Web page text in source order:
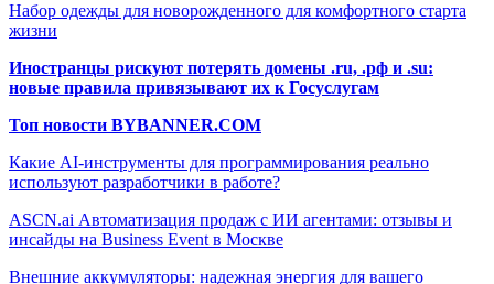
Набор одежды для новорожденного для комфортного старта
жизни
Иностранцы рискуют потерять домены .ru, .рф и .su:
новые правила привязывают их к Госуслугам
Топ новости BYBANNER.COM
Какие AI-инструменты для программирования реально
используют разработчики в работе?
ASCN.ai Автоматизация продаж с ИИ агентами: отзывы и
инсайды на Business Event в Москве
Внешние аккумуляторы: надежная энергия для вашего